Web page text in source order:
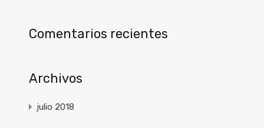
Comentarios recientes
Archivos
julio 2018